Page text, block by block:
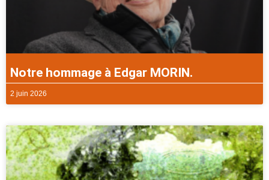
Notre hommage à Edgar MORIN.
2 juin 2026